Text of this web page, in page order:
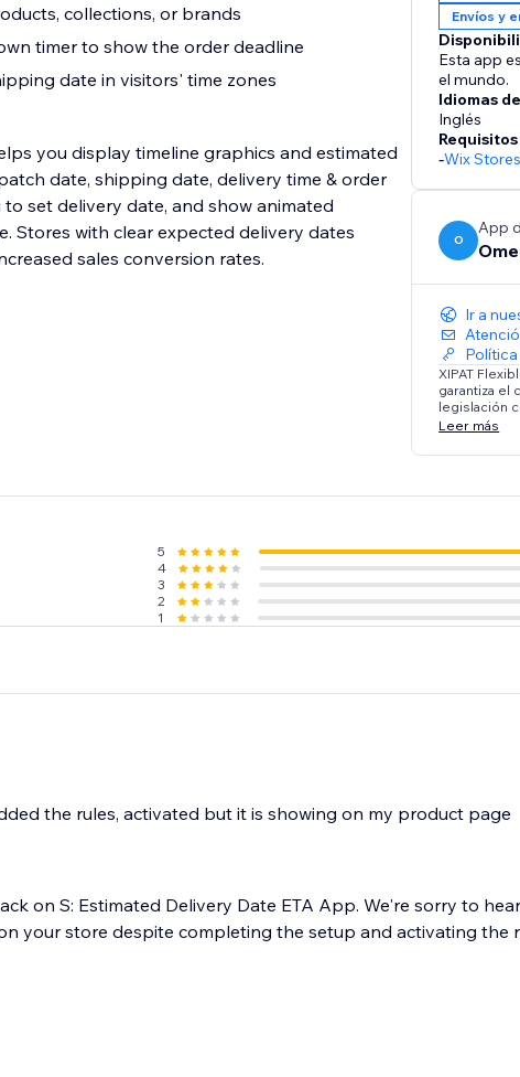
collections, or brands
timer to show the order deadline
date in visitors' time zones
you display timeline graphics and estimated
date, shipping date, delivery time & order
set delivery date, and show animated
Stores with clear expected delivery dates
sales conversion rates.
Envíos y
Esta app
el mundo.
Idiomas
Inglés
-Wix Stores
O
App
Ir a
XIPAT
garantiza el
legislación
Leer más
5
4
3
2
1
the rules, activated but it is showing on my product page
on S: Estimated Delivery Date ETA App. We're sorry to
your store despite completing the setup and activating the